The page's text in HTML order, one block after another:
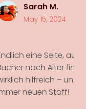
Sarah M.
May 15, 2024
eine Seite, auf
nach Alter
hilfreich –
neuen Stoff!